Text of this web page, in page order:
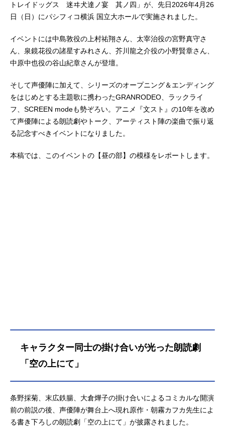
トレイドッグス 迷ヰ犬達ノ宴 其ノ四」が、先日2026年4月26
日（日）にパシフィコ横浜 国立大ホールで実施されました。
イベントには中島敦役の上村祐翔さん、太宰治役の宮野真守さ
ん、泉鏡花役の諸星すみれさん、芥川龍之介役の小野賢章さん、
中原中也役の谷山紀章さんが登壇。
そして声優陣に加えて、シリーズのオープニング＆エンディング
をはじめとする主題歌に携わったGRANRODEO、ラックライ
フ、SCREEN modeも勢ぞろい。アニメ『文スト』の10年を改め
て声優陣による朗読劇やトーク、アーティスト陣の楽曲で振り返
る記念すべきイベントになりました。
本稿では、このイベントの【昼の部】の模様をレポートします。
キャラクター同士の掛け合いが光った朗読劇
「空の上にて」
条野採菊、末広鉄腸、大倉燁子の掛け合いによるコミカルな開演
前の前説の後、声優陣が舞台上へ現れ原作・朝霧カフカ先生によ
る書き下ろしの朗読劇「空の上にて」が披露されました。